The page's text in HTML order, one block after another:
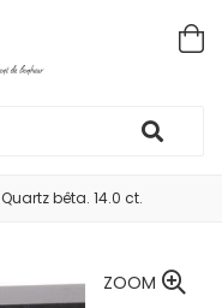
Quartz bêta. 14.0 ct.
ZOOM